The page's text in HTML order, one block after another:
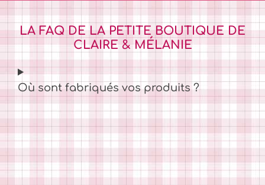
LA FAQ DE LA PETITE BOUTIQUE DE
CLAIRE & MÉLANIE
Où sont fabriqués vos produits ?